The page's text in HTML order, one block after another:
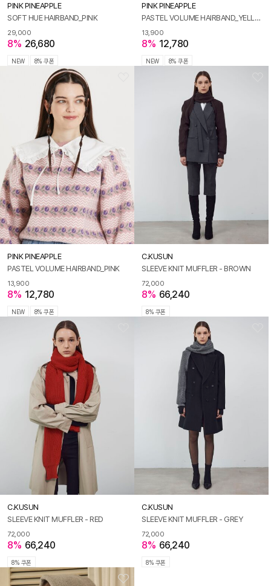
PINK PINEAPPLE
SOFT HUE HAIRBAND_PINK
29,000
8% 26,680
NEW 8% 쿠폰
PINK PINEAPPLE
PASTEL VOLUME HAIRBAND_YELLOW
13,900
8% 12,780
NEW 8% 쿠폰
PINK PINEAPPLE
PASTEL VOLUME HAIRBAND_PINK
13,900
8% 12,780
NEW 8% 쿠폰
C.KUSUN
SLEEVE KNIT MUFFLER - BROWN
72,000
8% 66,240
8% 쿠폰
C.KUSUN
SLEEVE KNIT MUFFLER - RED
72,000
8% 66,240
8% 쿠폰
C.KUSUN
SLEEVE KNIT MUFFLER - GREY
72,000
8% 66,240
8% 쿠폰